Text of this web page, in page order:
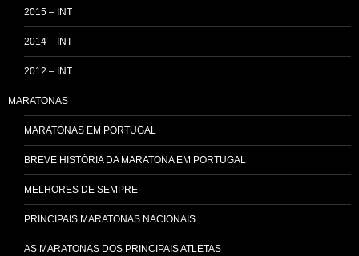
2015 – INT
2014 – INT
2012 – INT
MARATONAS
MARATONAS EM PORTUGAL
BREVE HISTÓRIA DA MARATONA EM PORTUGAL
MELHORES DE SEMPRE
PRINCIPAIS MARATONAS NACIONAIS
AS MARATONAS DOS PRINCIPAIS ATLETAS